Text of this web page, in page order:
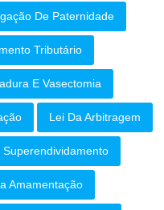
De Paternidade
Tributário
E Vasectomia
Lei Da Arbitragem
Superendividamento
Amamentação